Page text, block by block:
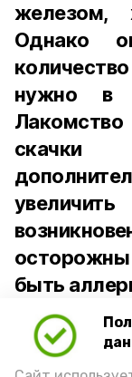
железом,
Однако
нужно в
быть
Для
порцией